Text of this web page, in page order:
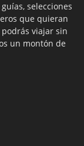
selecciones
que quieran
viajar sin
un montón de